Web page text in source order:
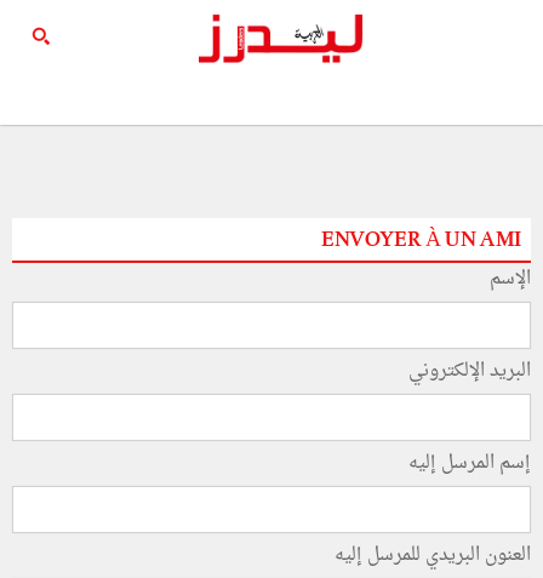
ENVOYER À UN AMI
الإسم
البريد الإلكتروني
إسم المرسل إليه
العنون البريدي للمرسل إليه